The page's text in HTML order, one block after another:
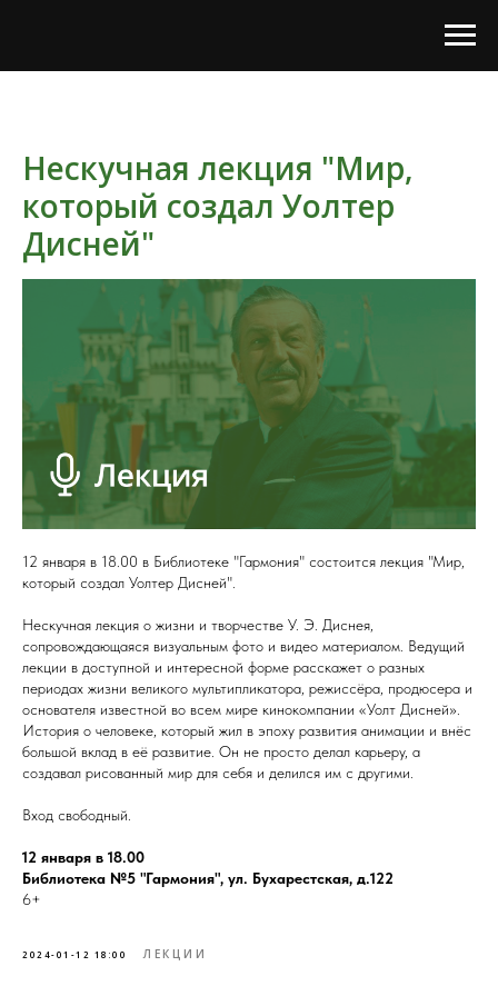
Нескучная лекция "Мир,
который создал Уолтер
Дисней"
12 января в 18.00 в Библиотеке "Гармония" состоится лекция "Мир,
который создал Уолтер Дисней".
Нескучная лекция о жизни и творчестве У. Э. Диснея,
сопровождающаяся визуальным фото и видео материалом. Ведущий
лекции в доступной и интересной форме расскажет о разных
периодах жизни великого мультипликатора, режиссёра, продюсера и
основателя известной во всем мире кинокомпании «Уолт Дисней».
История о человеке, который жил в эпоху развития анимации и внёс
большой вклад в её развитие. Он не просто делал карьеру, а
создавал рисованный мир для себя и делился им с другими.
Вход свободный.
12 января в 18.00
Библиотека №5 "Гармония", ул. Бухарестская, д.122
6+
2024-01-12 18:00 ЛЕКЦИИ